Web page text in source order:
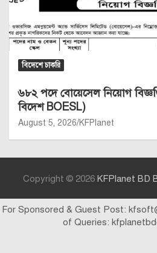
বিদেশে চাকরি
৬৮২ পদে বোয়েসেল নিয়োগ
বিদেশ BOESL)
August 5, 2026 KFPlanet
Copyright © 2026 KFPlanet BD
For Sponsored & Guest Post:
of Queries: